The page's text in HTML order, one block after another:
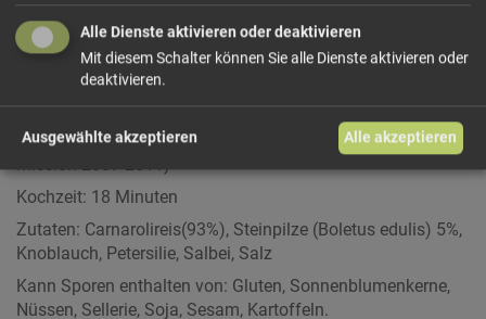
jeglichen tierischen Derivaten, also vegan!
Die Eintopfgerichte von Tiberino sind ein einfacher
Kochprozess in drei Schritten, einfach Wasser und Öl
hinzufügen, kochen, nach Belieben würzen und servieren.
Erfolgreich erprobt bis ins Weltall....( Nasa-Discovery-
Mission 2007-2011)
Kochzeit: 18 Minuten
Zutaten: Carnarolireis(93%), Steinpilze (Boletus edulis) 5%,
Knoblauch, Petersilie, Salbei, Salz
Kann Sporen enthalten von: Gluten, Sonnenblumenkerne,
Nüssen, Sellerie, Soja, Sesam, Kartoffeln.
Alle Dienste aktivieren oder deaktivieren
Mit diesem Schalter können Sie alle Dienste aktivieren oder
deaktivieren.
Ausgewählte akzeptieren Alle akzeptieren